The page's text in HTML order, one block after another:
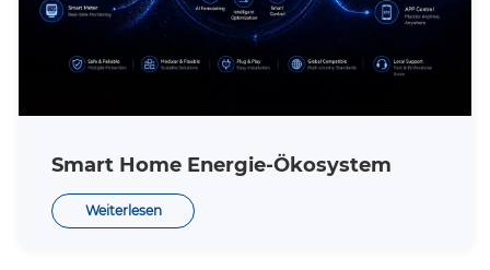
Smart Home Energie-Ökosystem
Weiterlesen